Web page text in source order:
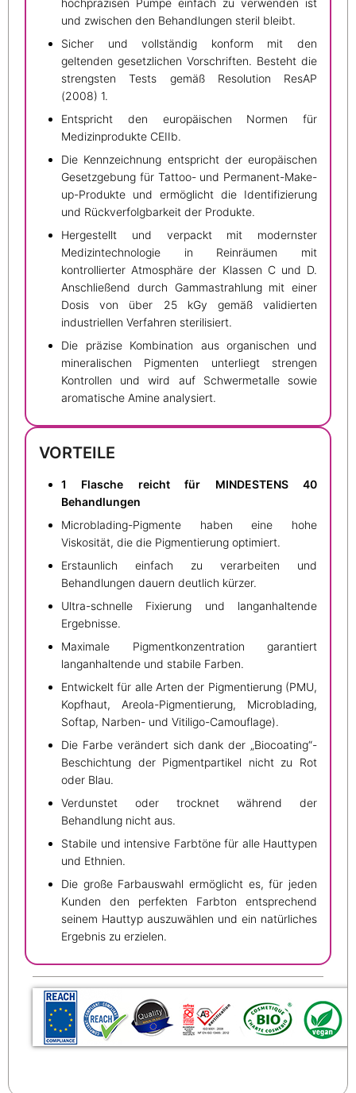
und zwischen den Behandlungen steril bleibt.
Sicher und vollständig konform mit den
geltenden gesetzlichen Vorschriften. Besteht die
strengsten Tests gemäß Resolution ResAP
(2008) 1.
Entspricht den europäischen Normen für
Medizinprodukte CEIIb.
Die Kennzeichnung entspricht der europäischen
Gesetzgebung für Tattoo- und Permanent-Make-
up-Produkte und ermöglicht die Identifizierung
und Rückverfolgbarkeit der Produkte.
Hergestellt und verpackt mit modernster
Medizintechnologie in Reinräumen mit
kontrollierter Atmosphäre der Klassen C und D.
Anschließend durch Gammastrahlung mit einer
Dosis von über 25 kGy gemäß validierten
industriellen Verfahren sterilisiert.
Die präzise Kombination aus organischen und
mineralischen Pigmenten unterliegt strengen
Kontrollen und wird auf Schwermetalle sowie
aromatische Amine analysiert.
VORTEILE
1 Flasche reicht für MINDESTENS 40
Behandlungen
Microblading-Pigmente haben eine hohe
Viskosität, die die Pigmentierung optimiert.
Erstaunlich einfach zu verarbeiten und
Behandlungen dauern deutlich kürzer.
Ultra-schnelle Fixierung und langanhaltende
Ergebnisse.
Maximale Pigmentkonzentration garantiert
langanhaltende und stabile Farben.
Entwickelt für alle Arten der Pigmentierung (PMU,
Kopfhaut, Areola-Pigmentierung, Microblading,
Softap, Narben- und Vitiligo-Camouflage).
Die Farbe verändert sich dank der „Biocoating“-
Beschichtung der Pigmentpartikel nicht zu Rot
oder Blau.
Verdunstet oder trocknet während der
Behandlung nicht aus.
Stabile und intensive Farbtöne für alle Hauttypen
und Ethnien.
Die große Farbauswahl ermöglicht es, für jeden
Kunden den perfekten Farbton entsprechend
seinem Hauttyp auszuwählen und ein natürliches
Ergebnis zu erzielen.